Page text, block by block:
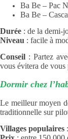
Ba Be – Pac
Ba Be –
Durée : de la demi-
Niveau : facile à
Conseil : Partez
vous évitera de vous
Dormir chez
Le meilleur moyen
traditionnelle sur
Villages populaires